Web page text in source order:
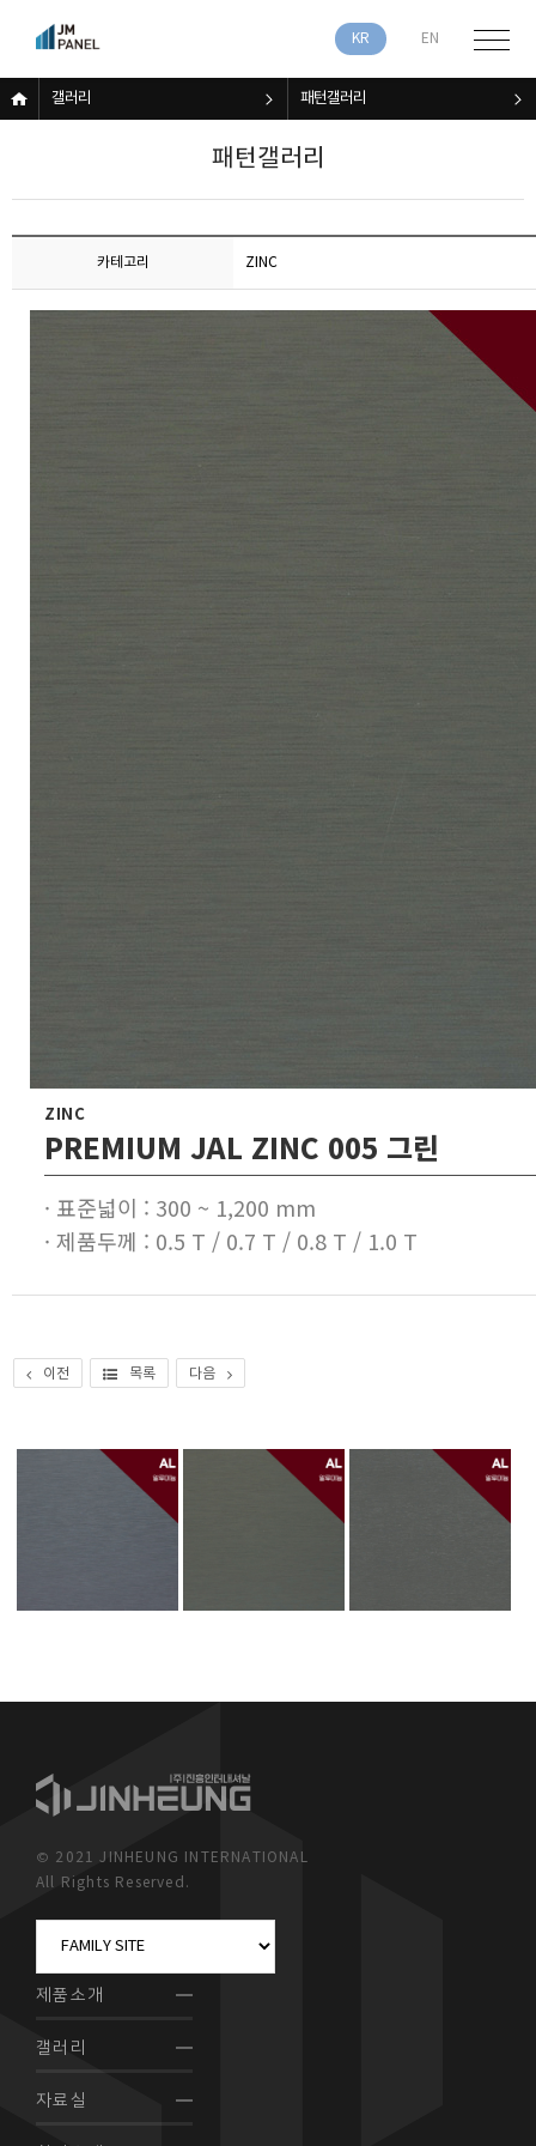
KR EN
갤러리 패턴갤러리
패턴갤러리
카테고리 ZINC
ZINC
PREMIUM JAL ZINC 005 그린
· 표준넓이 : 300 ~ 1,200 mm
· 제품두께 : 0.5 T / 0.7 T / 0.8 T / 1.0 T
이전 목록 다음
© 2021 JINHEUNG INTERNATIONAL
All Rights Reserved.
제품소개
갤러리
자료실